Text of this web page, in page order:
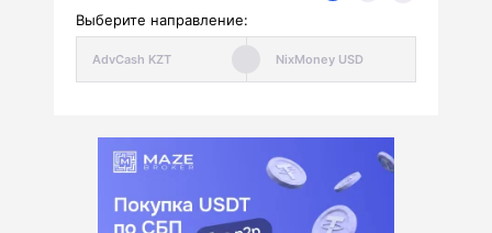
Выберите направление: